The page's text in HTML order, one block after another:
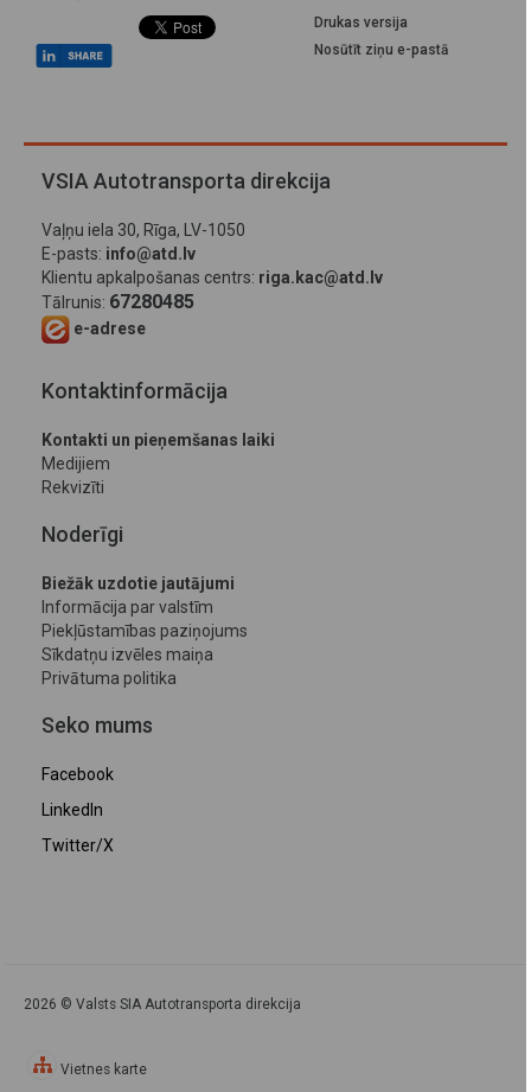
Drukas versija
Nosūtīt ziņu e-pastā
VSIA Autotransporta direkcija
Vaļņu iela 30, Rīga, LV-1050
E-pasts: info@atd.lv
Klientu apkalpošanas centrs: riga.kac@atd.lv
Tālrunis: 67280485
e-adrese
Kontaktinformācija
Kontakti un pieņemšanas laiki
Medijiem
Rekvizīti
Noderīgi
Biežāk uzdotie jautājumi
Informācija par valstīm
Piekļūstamības paziņojums
Sīkdatņu izvēles maiņa
Privātuma politika
Seko mums
Facebook
LinkedIn
Twitter/X
2026 © Valsts SIA Autotransporta direkcija
Vietnes karte